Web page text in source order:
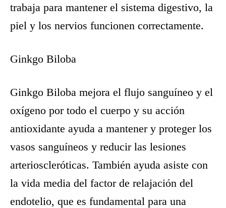
trabaja para mantener el sistema digestivo, la
piel y los nervios funcionen correctamente.
Ginkgo Biloba
Ginkgo Biloba mejora el flujo sanguíneo y el
oxígeno por todo el cuerpo y su acción
antioxidante ayuda a mantener y proteger los
vasos sanguíneos y reducir las lesiones
arterioscleróticas. También ayuda asiste con
la vida media del factor de relajación del
endotelio, que es fundamental para una